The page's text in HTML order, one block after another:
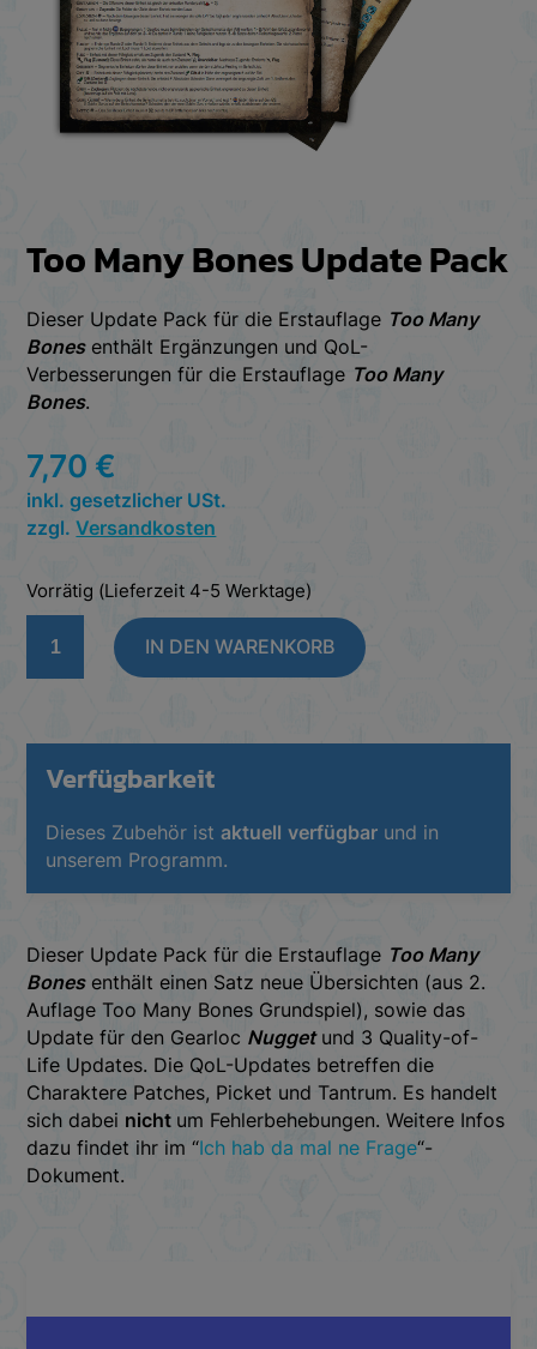
Too Many Bones Update Pack
Dieser Update Pack für die Erstauflage Too Many
Bonesenthält Ergänzungen und QoL-
Verbesserungen für die Erstauflage Too Many
Bones.
7,70 €
inkl. gesetzlicher USt.
zzgl.Versandkosten
Vorrätig (Lieferzeit 4-5 Werktage)
Many
Bones
Pack
Menge
IN DEN WARENKORB
Verfügbarkeit
Dieses Zubehör istaktuell verfügbar und in
unserem Programm.
Dieser Update Pack für die Erstauflage Too Many
Bonesenthält einen Satz neue Übersichten (aus 2.
Auflage Too Many Bones Grundspiel), sowie das
Update für den Gearloc Nuggetund 3 Quality-of-
Life Updates. Die QoL-Updates betreffen die
Charaktere Patches, Picket und Tantrum. Es handelt
sich dabei nicht um Fehlerbehebungen. Weitere Infos
dazu findet ihr im “Ich hab da mal ne Frage“-
Dokument.